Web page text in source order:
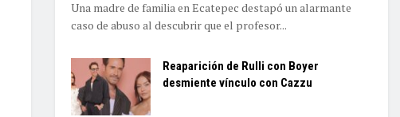
Una madre de familia en Ecatepec destapó un alarmante
caso de abuso al descubrir que el profesor...
Reaparición de Rulli con Boyer
desmiente vínculo con Cazzu